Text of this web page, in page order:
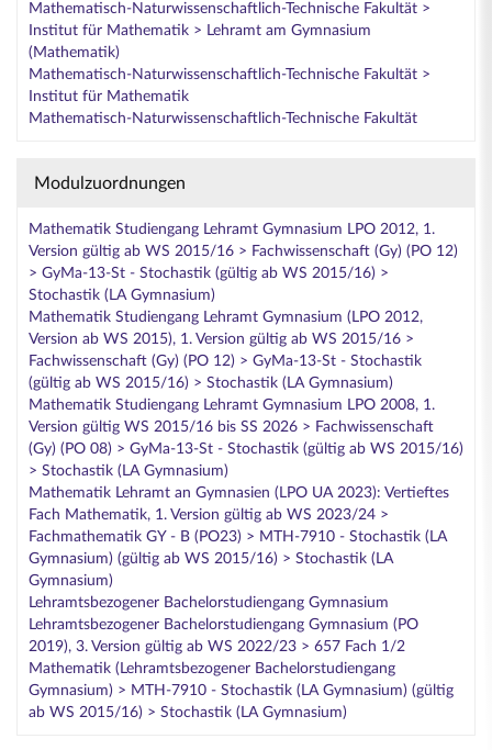
Mathematisch-Naturwissenschaftlich-Technische Fakultät >
Institut für Mathematik > Lehramt am Gymnasium
(Mathematik)
Mathematisch-Naturwissenschaftlich-Technische Fakultät >
Institut für Mathematik
Mathematisch-Naturwissenschaftlich-Technische Fakultät
Modulzuordnungen
Mathematik Studiengang Lehramt Gymnasium LPO 2012, 1.
Version gültig ab WS 2015/16 > Fachwissenschaft (Gy) (PO 12)
> GyMa-13-St - Stochastik (gültig ab WS 2015/16) >
Stochastik (LA Gymnasium)
Mathematik Studiengang Lehramt Gymnasium (LPO 2012,
Version ab WS 2015), 1. Version gültig ab WS 2015/16 >
Fachwissenschaft (Gy) (PO 12) > GyMa-13-St - Stochastik
(gültig ab WS 2015/16) > Stochastik (LA Gymnasium)
Mathematik Studiengang Lehramt Gymnasium LPO 2008, 1.
Version gültig WS 2015/16 bis SS 2026 > Fachwissenschaft
(Gy) (PO 08) > GyMa-13-St - Stochastik (gültig ab WS 2015/16)
> Stochastik (LA Gymnasium)
Mathematik Lehramt an Gymnasien (LPO UA 2023): Vertieftes
Fach Mathematik, 1. Version gültig ab WS 2023/24 >
Fachmathematik GY - B (PO23) > MTH-7910 - Stochastik (LA
Gymnasium) (gültig ab WS 2015/16) > Stochastik (LA
Gymnasium)
Lehramtsbezogener Bachelorstudiengang Gymnasium
Lehramtsbezogener Bachelorstudiengang Gymnasium (PO
2019), 3. Version gültig ab WS 2022/23 > 657 Fach 1/2
Mathematik (Lehramtsbezogener Bachelorstudiengang
Gymnasium) > MTH-7910 - Stochastik (LA Gymnasium) (gültig
ab WS 2015/16) > Stochastik (LA Gymnasium)